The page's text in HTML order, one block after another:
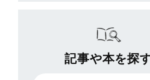
記事や本を探